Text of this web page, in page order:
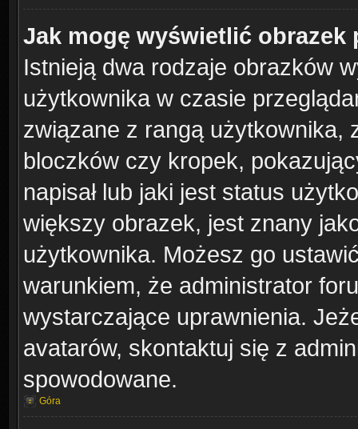
Jak mogę wyświetlić
Istnieją dwa rodzaje obrazków
użytkownika w czasie
związane z rangą użytkownika,
bloczków czy kropek,
napisał lub jaki jest status
większy obrazek, jest znany
użytkownika. Możesz go
warunkiem, że administrator
wystarczające uprawnienia.
avatarów, skontaktuj się z
spowodowane.
Góra